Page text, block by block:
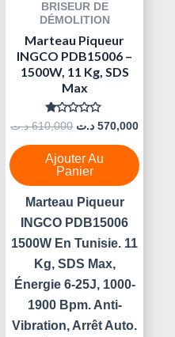
BRISEUR DE
DÉMOLITION
Marteau Piqueur
INGCO PDB15006 –
1500W, 11 Kg, SDS
Max
Note
0
Sur
5
610,000 د.ت 570,000 د.ت
Ajouter Au
Panier
Marteau Piqueur
INGCO PDB15006
1500W En Tunisie. 11
Kg, SDS Max,
Énergie 6-25J, 1000-
1900 Bpm. Anti-
Vibration, Arrêt Auto.